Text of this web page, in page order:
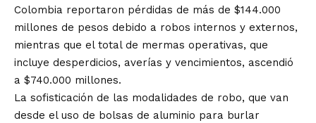
Colombia reportaron pérdidas de más de $144.000
millones de pesos debido a robos internos y externos,
mientras que el total de mermas operativas, que
incluye desperdicios, averías y vencimientos, ascendió
a $740.000 millones.
La sofisticación de las modalidades de robo, que van
desde el uso de bolsas de aluminio para burlar